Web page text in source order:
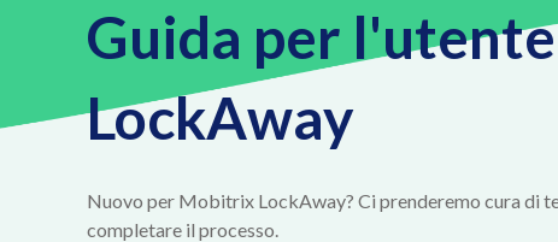
Guida per
LockAway
Nuovo per Mobitrix LockAway? Ci prenderemo cura di
completare il processo.